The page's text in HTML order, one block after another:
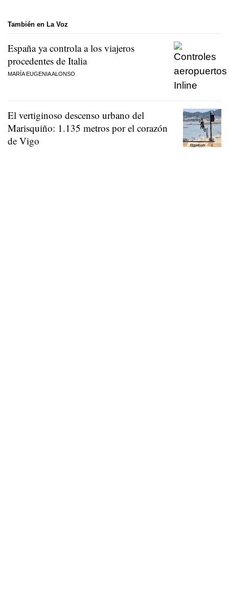
También en La Voz
España ya controla a los viajeros
procedentes de Italia
MARÍA EUGENIA ALONSO
El vertiginoso descenso urbano del
Marisquiño: 1.135 metros por el corazón
de Vigo